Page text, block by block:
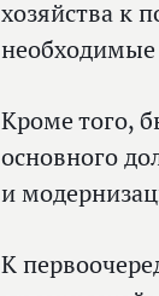
хозяйства к
Кроме того,
основного
и
К